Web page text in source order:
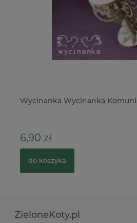
Wycinanka Wycinanka
6,90 zł
do koszyka
ZieloneKoty.pl